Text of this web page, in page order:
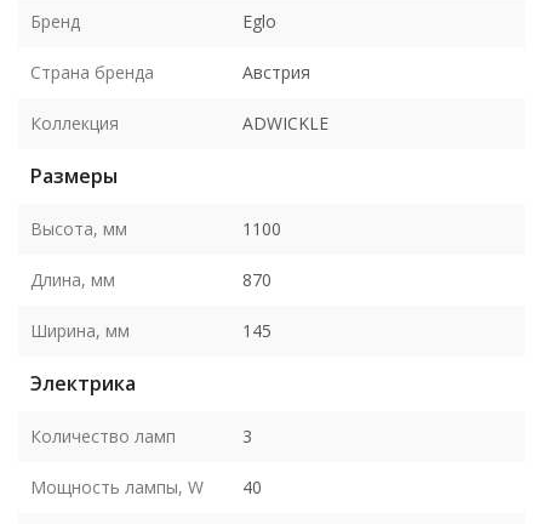
Бренд Eglo
Страна бренда Австрия
Коллекция ADWICKLE
Размеры
Высота, мм 1100
Длина, мм 870
Ширина, мм 145
Электрика
Количество ламп 3
Мощность лампы, W 40